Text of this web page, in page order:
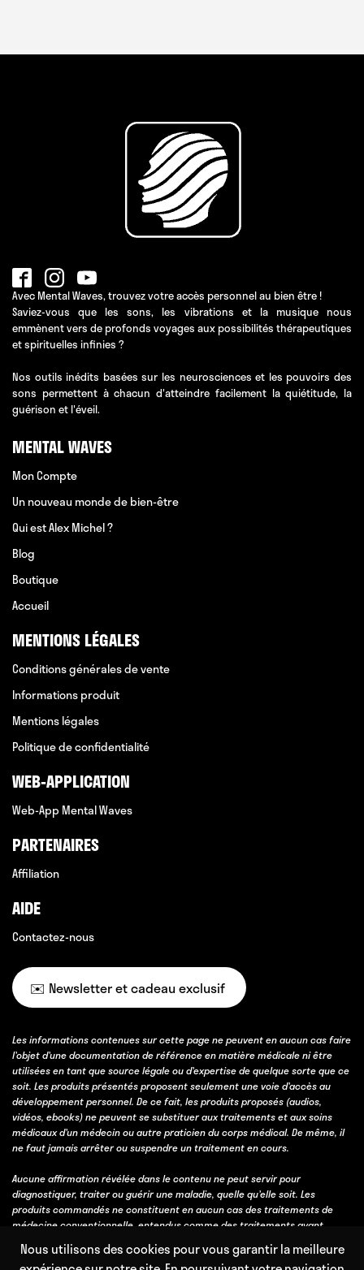
Nous utilisons des cookies pour vous garantir la meilleure
Avec Mental Waves, trouvez votre accès personnel au bien être !
Saviez-vous que les sons, les vibrations et la musique nous
emmènent vers de profonds voyages aux possibilités thérapeutiques
et spirituelles infinies ?
Nos outils inédits basées sur les neurosciences et les pouvoirs des
sons permettent à chacun d'atteindre facilement la quiétitude, la
guérison et l'éveil.
MENTAL WAVES
Mon Compte
Un nouveau monde de bien-être
Qui est Alex Michel ?
Blog
Boutique
Accueil
MENTIONS LÉGALES
Conditions générales de vente
Informations produit
Mentions légales
Politique de confidentialité
WEB-APPLICATION
Web-App Mental Waves
PARTENAIRES
Affiliation
AIDE
Contactez-nous
✉️ Newsletter et cadeau exclusif
Les informations contenues sur cette page ne peuvent en aucun cas faire
l’objet d’une documentation de référence en matière médicale ni être
utilisées en tant que source légale ou d’expertise de quelque sorte que ce
soit. Les produits présentés proposent seulement une voie d’accès au
développement personnel. De ce fait, les produits proposés (audios,
vidéos, ebooks) ne peuvent se substituer aux traitements et aux soins
médicaux d’un médecin ou autre praticien du corps médical. De même, il
ne faut jamais arrêter ou suspendre un traitement en cours.
Aucune affirmation révélée dans le contenu ne peut servir pour
diagnostiquer, traiter ou guérir une maladie, quelle qu’elle soit. Les
produits commandés ne constituent en aucun cas des traitements de
médecine conventionnelle, entendus comme des traitements ayant
qu’ils bénéficient d’un consensus professionnel fort obtenu avec l’accord